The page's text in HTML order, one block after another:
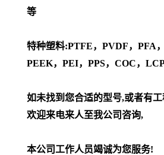
等
特种塑料:PTFE，PVDF，PFA
PEEK，PEI，PPS，COC，
如未找到您合适的型号,或者有工
欢迎来电来人至我公司咨询,
本公司工作人员竭诚为您服务!